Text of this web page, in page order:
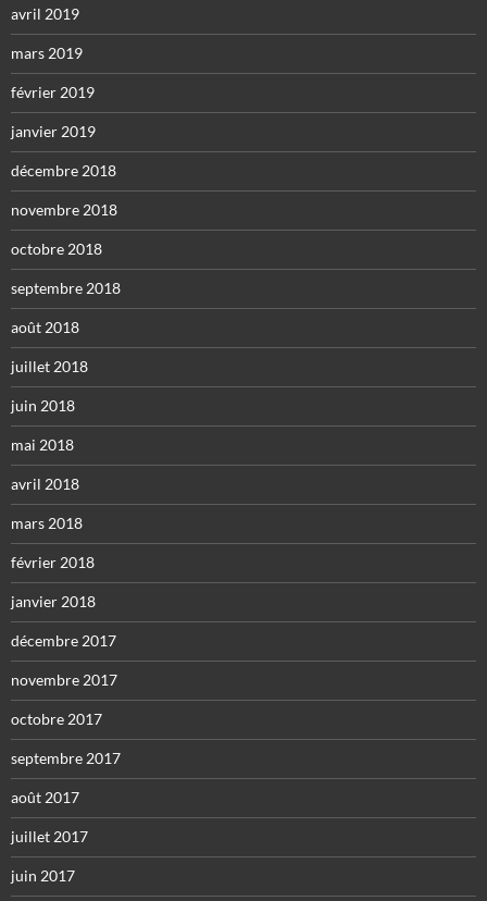
avril 2019
mars 2019
février 2019
janvier 2019
décembre 2018
novembre 2018
octobre 2018
septembre 2018
août 2018
juillet 2018
juin 2018
mai 2018
avril 2018
mars 2018
février 2018
janvier 2018
décembre 2017
novembre 2017
octobre 2017
septembre 2017
août 2017
juillet 2017
juin 2017